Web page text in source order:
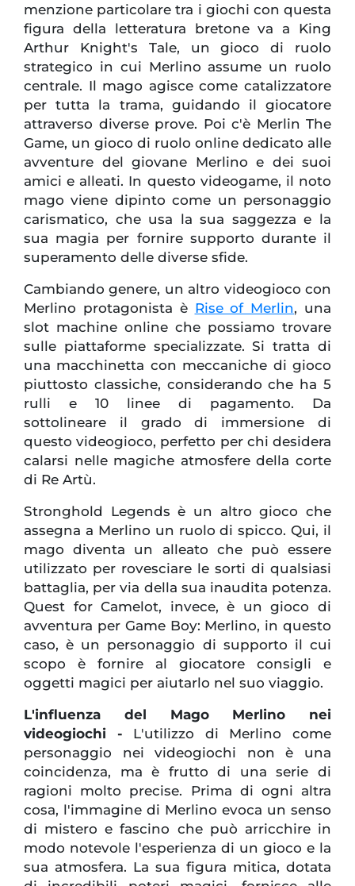
menzione particolare tra i giochi con questa
figura della letteratura bretone va a King
Arthur Knight's Tale, un gioco di ruolo
strategico in cui Merlino assume un ruolo
centrale. Il mago agisce come catalizzatore
per tutta la trama, guidando il giocatore
attraverso diverse prove. Poi c'è Merlin The
Game, un gioco di ruolo online dedicato alle
avventure del giovane Merlino e dei suoi
amici e alleati. In questo videogame, il noto
mago viene dipinto come un personaggio
carismatico, che usa la sua saggezza e la
sua magia per fornire supporto durante il
superamento delle diverse sfide.
Cambiando genere, un altro videogioco con
Merlino protagonista è Rise of Merlin, una
slot machine online che possiamo trovare
sulle piattaforme specializzate. Si tratta di
una macchinetta con meccaniche di gioco
piuttosto classiche, considerando che ha 5
rulli e 10 linee di pagamento. Da
sottolineare il grado di immersione di
questo videogioco, perfetto per chi desidera
calarsi nelle magiche atmosfere della corte
di Re Artù.
Stronghold Legends è un altro gioco che
assegna a Merlino un ruolo di spicco. Qui, il
mago diventa un alleato che può essere
utilizzato per rovesciare le sorti di qualsiasi
battaglia, per via della sua inaudita potenza.
Quest for Camelot, invece, è un gioco di
avventura per Game Boy: Merlino, in questo
caso, è un personaggio di supporto il cui
scopo è fornire al giocatore consigli e
oggetti magici per aiutarlo nel suo viaggio.
L'influenza del Mago Merlino nei
videogiochi - L'utilizzo di Merlino come
personaggio nei videogiochi non è una
coincidenza, ma è frutto di una serie di
ragioni molto precise. Prima di ogni altra
cosa, l'immagine di Merlino evoca un senso
di mistero e fascino che può arricchire in
modo notevole l'esperienza di un gioco e la
sua atmosfera. La sua figura mitica, dotata